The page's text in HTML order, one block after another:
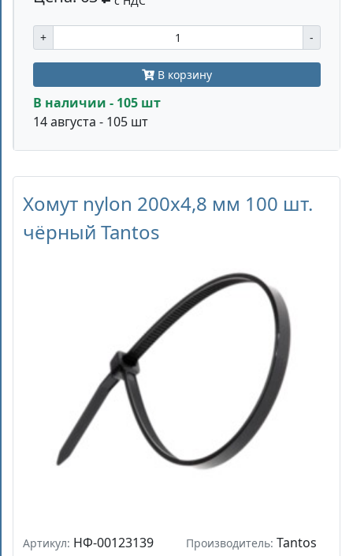
+ -
В корзину
В наличии - 105 шт
14 августа - 105 шт
Хомут nylon 200x4,8 мм 100 шт.
чёрный Tantos
Артикул: НФ-00123139 Производитель: Tantos